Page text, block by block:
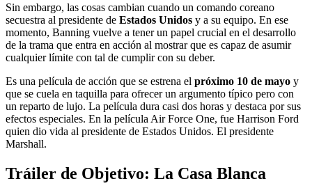
Sin embargo, las cosas cambian cuando un comando coreano
secuestra al presidente de Estados Unidos y a su equipo. En ese
momento, Banning vuelve a tener un papel crucial en el desarrollo
de la trama que entra en acción al mostrar que es capaz de asumir
cualquier límite con tal de cumplir con su deber.
Es una película de acción que se estrena el próximo 10 de mayo y
que se cuela en taquilla para ofrecer un argumento típico pero con
un reparto de lujo. La película dura casi dos horas y destaca por sus
efectos especiales. En la película Air Force One, fue Harrison Ford
quien dio vida al presidente de Estados Unidos. El presidente
Marshall.
Tráiler de Objetivo: La Casa Blanca